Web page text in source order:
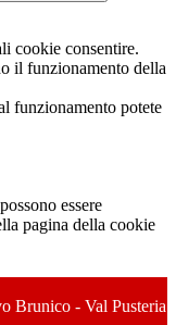
cookie consentire.
il funzionamento della
funzionamento potete
essere
pagina della cookie
Brunico - Val Pusteria